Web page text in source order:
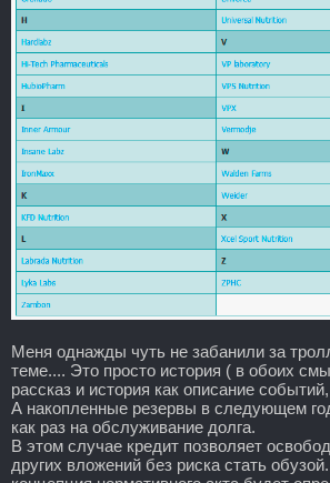
Меня однажды чуть не забанили за
теме.... Это просто история ( в обоих
рассказ и история как описание
А накопленные резервы в следующем
как раз на обслуживание долга.
В этом случае кредит позволяет
других вложений без риска стать